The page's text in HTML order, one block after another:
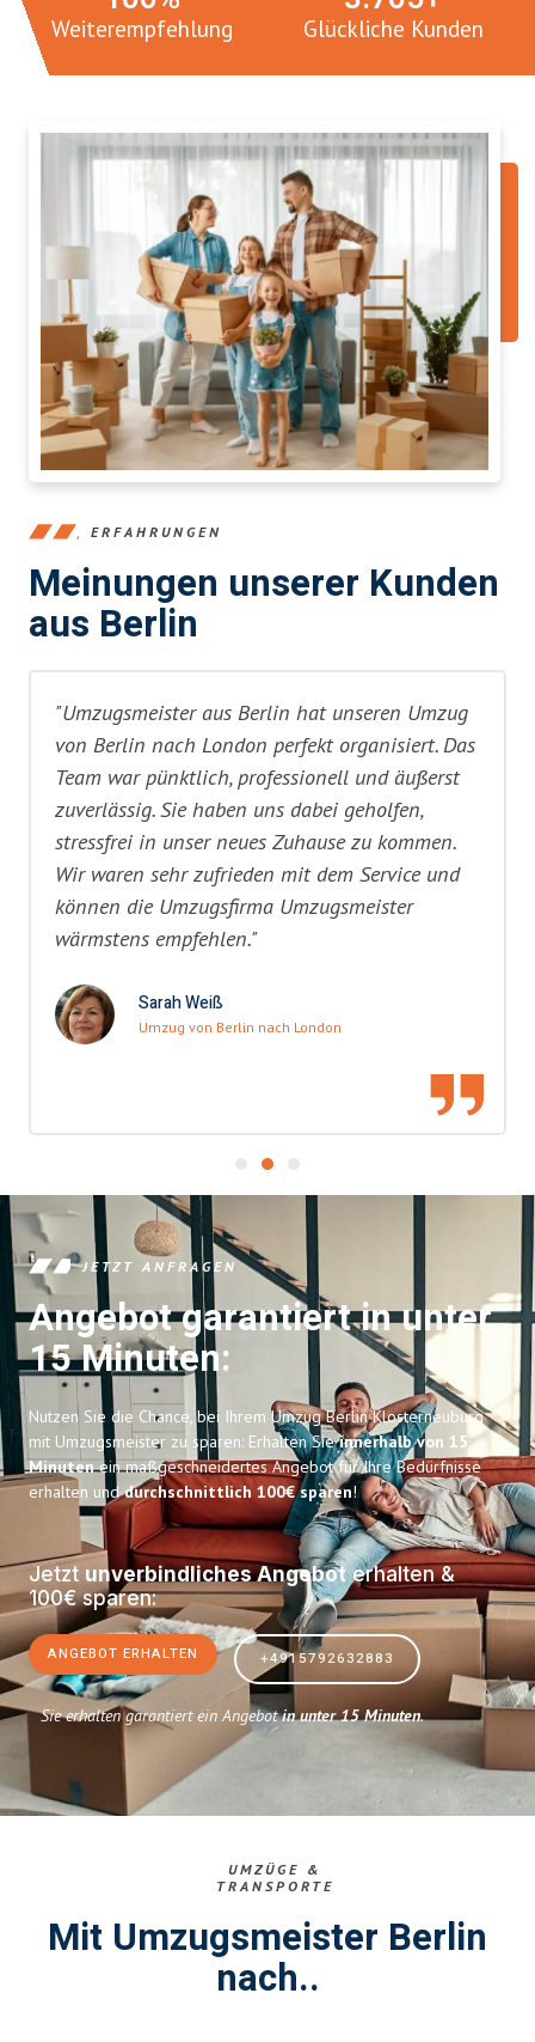
Weiterempfehlung Glückliche Kunden
ERFAHRUNGEN
Meinungen unserer Kunden
aus Berlin
"Umzugsmeister aus Berlin hat unseren Umzug
von Berlin nach London perfekt organisiert. Das
Team war pünktlich, professionell und äußerst
zuverlässig. Sie haben uns dabei geholfen,
stressfrei in unser neues Zuhause zu kommen.
Wir waren sehr zufrieden mit dem Service und
können die Umzugsfirma Umzugsmeister
wärmstens empfehlen."
Sarah Weiß
Umzug von Berlin nach London
JETZT ANFRAGEN
Angebot garantiert in unter
15 Minuten:
Nutzen Sie die Chance, bei Ihrem Umzug Berlin Klosterneuburg
mit Umzugsmeister zu sparen: Erhalten Sieinnerhalb von 15
Minutenein maßgeschneidertes Angebot für Ihre Bedürfnisse
erhalten unddurchschnittlich 100€ sparen!
Jetzt unverbindliches Angeboterhalten &
100€ sparen:
ANGEBOT ERHALTEN +4915792632883
Sie erhalten garantiert ein Angebotin unter 15 Minuten.
UMZÜGE &
TRANSPORTE
Mit Umzugsmeister Berlin
nach..